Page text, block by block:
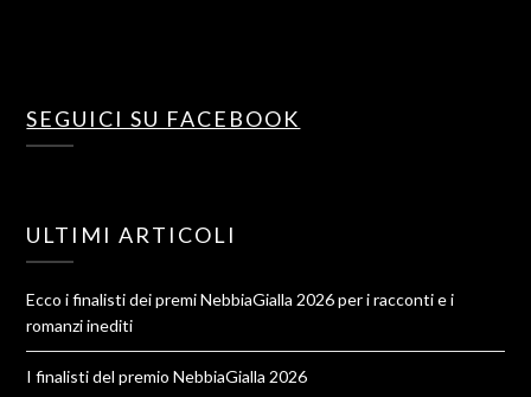
SEGUICI SU FACEBOOK
ULTIMI ARTICOLI
Ecco i finalisti dei premi NebbiaGialla 2026 per i racconti e i
romanzi inediti
I finalisti del premio NebbiaGialla 2026